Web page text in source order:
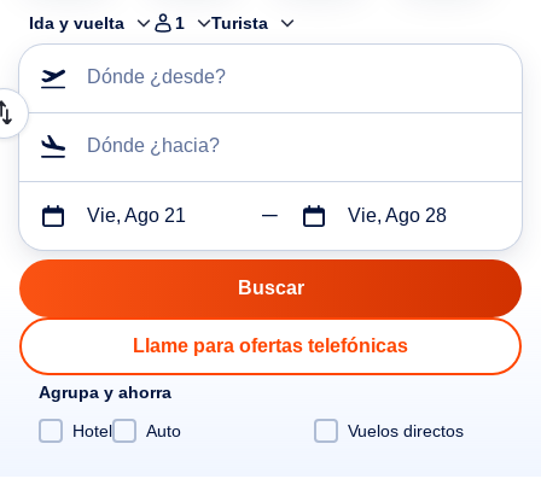
Ida y vuelta 1 Turista
Dónde ¿desde?
Dónde ¿hacia?
Vie, Ago 21 Vie, Ago 28
Llame para ofertas telefónicas
Agrupa y ahorra
Hotel
Auto Vuelos directos